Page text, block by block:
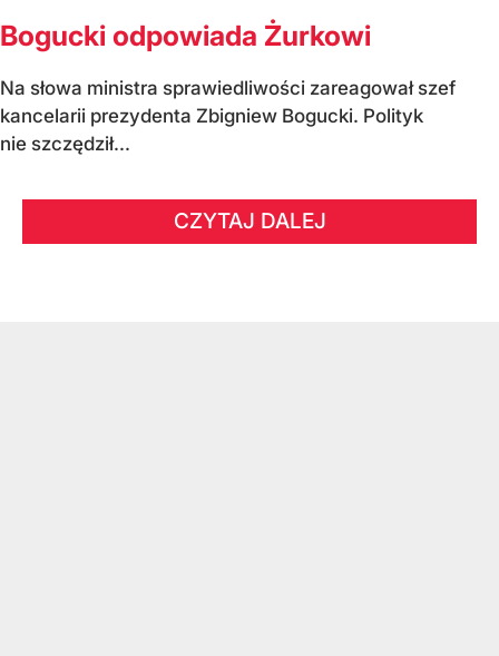
Bogucki odpowiada Żurkowi
Na słowa ministra sprawiedliwości zareagował szef
kancelarii prezydenta Zbigniew Bogucki. Polityk
nie szczędził...
CZYTAJ DALEJ